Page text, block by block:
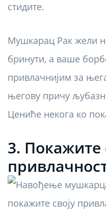
стидите.
Мушкарац Рак жели
бринути, а ваше
привлачнијим за
његову причу
Цениће некога ко
3. Покажите